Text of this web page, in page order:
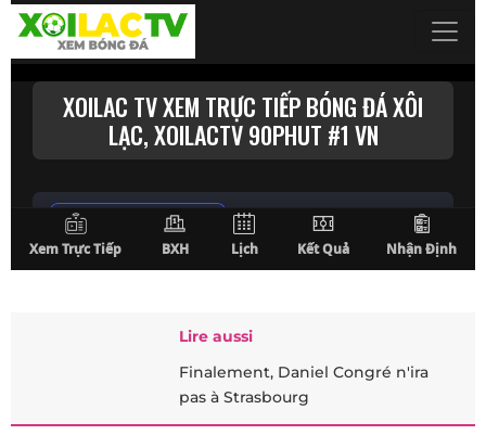
Lire aussi
Finalement, Daniel Congré n'ira
pas à Strasbourg